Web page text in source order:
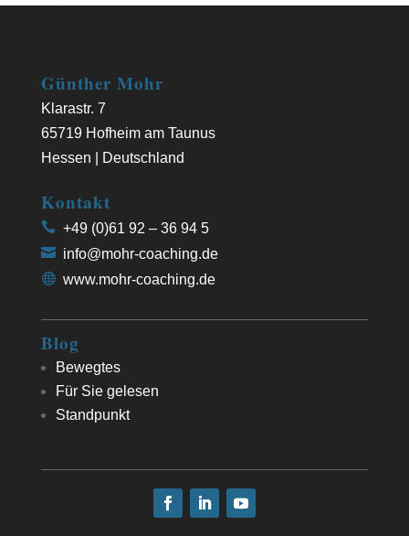
Günther Mohr
Klarastr. 7
65719 Hofheim am Taunus
Hessen | Deutschland
Kontakt
+49 (0)61 92 – 36 94 5
info@mohr-coaching.de
www.mohr-coaching.de
Blog
Bewegtes
Für Sie gelesen
Standpunkt